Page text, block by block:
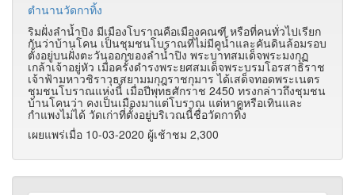
ตำนานวัดกาทิ้ง
ริมฝั่งลำน้ำปิง มีเมืองโบราณคือเมืองคณฑี หรือที่คนทั่วไปเรียก
กันว่าบ้านโคน เป็นชุมชนโบราณที่ไม่มีคูน้ำและคันดินล้อมรอบ
ตั้งอยู่บนฝั่งตะวันออกของลำน้ำปิง พระบาทสมเด็จพระมงกุฏ
เกล้าเจ้าอยู่หัว เมื่อครั้งดำรงพระยศสมเด็จพระบรมโอรสาธิราช
เจ้าฟ้ามหาวชิราวุธสยามมกุฎราชกุมาร ได้เสด็จทอดพระเนตร
ชุมชนโบราณแห่งนี้ เมื่อปีพุทธศักราช 2450 ทรงกล่าวถึงชุมชน
บ้านโคนว่า คงเป็นเมืองมาแต่โบราณ แต่หาคูหรือเทินและ
กำแพงไม่ได้ วัดเก่าที่ตั้งอยู่บริเวณนี้ชื่อวัดกาทิ้ง
เผยแพร่เมื่อ 10-03-2020 ผู้เช้าชม 2,300